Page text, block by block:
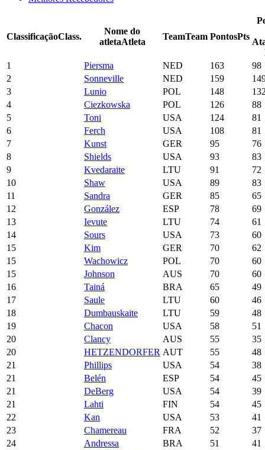
ClassificaçãoClass.
Nome do
atletaAtleta
TeamTeam PontosPts
1
Piersma NED 163
98
2
Sonneville NED 159
3
Lunio POL 148
4
Ciezkowska POL 126
88
5
Toni USA 124
81
6
Ferch USA 108
81
7
Kunst GER 95
76
8
Shields USA 93
83
9
Kvedaraite LTU 91
72
10
Shaw USA 89
83
11
Sandra GER 85
65
12
González ESP 78
69
13
Ievute LTU 74
61
14
Sours USA 73
60
15
Kim GER 70
62
15
Wachowicz POL 70
60
15
Johnson AUS 70
60
16
Tainá BRA 65
49
17
Saule LTU 60
46
18
Dumbauskaite LTU 59
48
19
Chacon USA 58
51
20
Clancy AUS 55
35
20
HETZENDORFER AUT 55
48
21
Phillips USA 54
38
21
Belén ESP 54
45
21
DeBerg USA 54
39
21
Lahti FIN 54
45
22
Kan USA 53
41
23
Chamereau FRA 52
37
24
Andressa BRA 51
41